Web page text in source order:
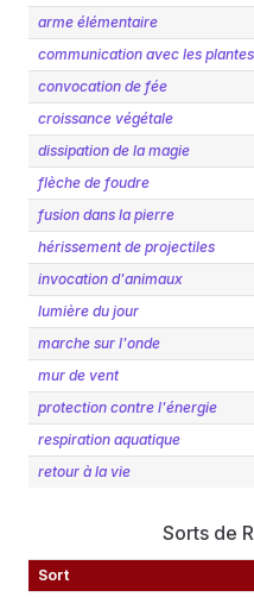
arme élémentaire
communication avec les plantes
convocation de fée
croissance végétale
dissipation de la magie
flèche de foudre
fusion dans la pierre
hérissement de projectiles
invocation d'animaux
lumière du jour
marche sur l'onde
mur de vent
protection contre l'énergie
respiration aquatique
retour à la vie
Sort
Sorts de